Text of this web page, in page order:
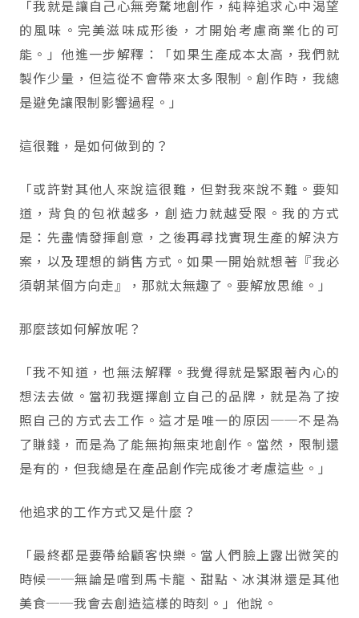
「我就是讓自己心無旁騖地創作，純粹追求心中渴望
的風味。完美滋味成形後，才開始考慮商業化的可
能。」他進一步解釋：「如果生產成本太高，我們就
製作少量，但這從不會帶來太多限制。創作時，我總
是避免讓限制影響過程。」
這很難，是如何做到的？
「或許對其他人來說這很難，但對我來說不難。要知
道，背負的包袱越多，創造力就越受限。我的方式
是：先盡情發揮創意，之後再尋找實現生產的解決方
案，以及理想的銷售方式。如果一開始就想著『我必
須朝某個方向走』，那就太無趣了。要解放思維。」
那麼該如何解放呢？
「我不知道，也無法解釋。我覺得就是緊跟著內心的
想法去做。當初我選擇創立自己的品牌，就是為了按
照自己的方式去工作。這才是唯一的原因──不是為
了賺錢，而是為了能無拘無束地創作。當然，限制還
是有的，但我總是在產品創作完成後才考慮這些。」
他追求的工作方式又是什麼？
「最終都是要帶給顧客快樂。當人們臉上露出微笑的
時候──無論是嚐到馬卡龍、甜點、冰淇淋還是其他
美食──我會去創造這樣的時刻。」他說。